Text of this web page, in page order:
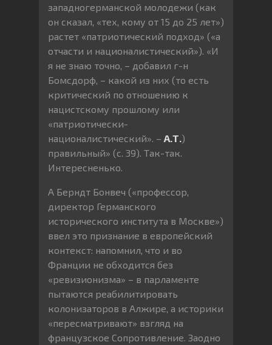
западногерманской молодежи (как
он сказал, «тех, кому от 15 до 25 лет»)
растет «патриотический подход» («а
отчасти и националистический»). «И
я не знаю точно, – добавил г-н
Бомсдорф, – какой из них (то есть
критический по отношению к
нацистскому прошлому или
«патриотически-
националистический». – А.Т.)
правильный» (с. 39). Так-так.
Интересненько.
А Берндт Бонвеч («профессор,
директор Германского
исторического института в Москве»)
ввел это признание в европейский
контекст: напомнил, что и во
Франции не обходится без
«ревизионизма» – в парламенте
пытаются реабилитировать
колонизаторов в Алжире, а историки
«пересматривают» взгляд на
французское Сопротивление. Заодно